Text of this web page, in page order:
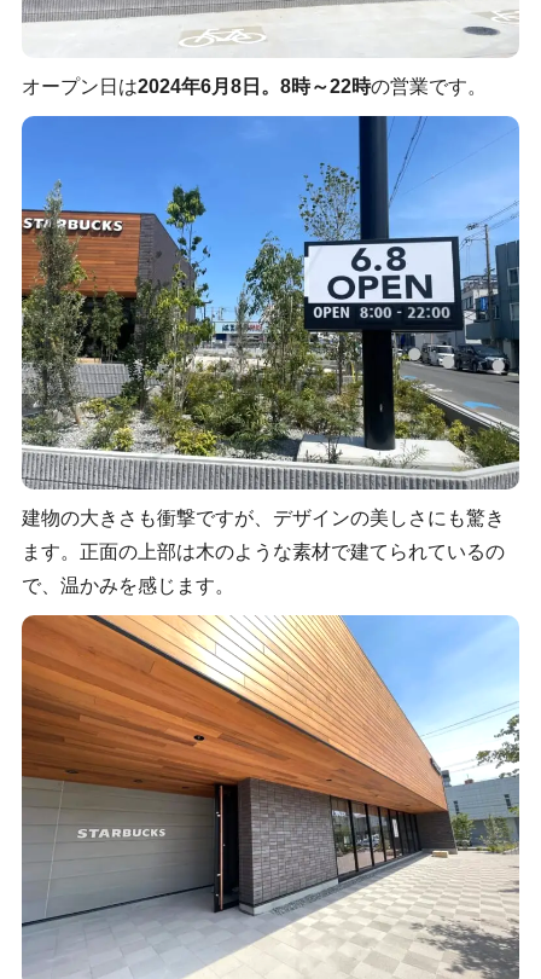
オープン日は2024年6月8日。8時～22時の営業です。
建物の大きさも衝撃ですが、デザインの美しさにも驚き
ます。正面の上部は木のような素材で建てられているの
で、温かみを感じます。